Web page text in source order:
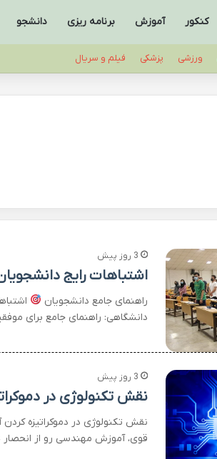
کنکور آموزش برنامه ریزی دانشجو
ورزشی پزشکی فیلم و سریال
3 روز پیش
اشتباهات رایج
راهنمای جامع دانشجویان
دانشگاهی: راهنمای جامع برای
3 روز پیش
نقش تکنولوژی در
نقش تکنولوژی در دموکراتیزه
قوی، آموزش مهندسی رو از انحصار